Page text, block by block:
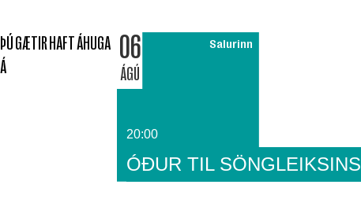
ÞÚ GÆTIR HAFT ÁHUGA
Á
06
ÁGÚ
Salurinn
20:00
ÓÐUR TIL SÖNGLEIKSINS